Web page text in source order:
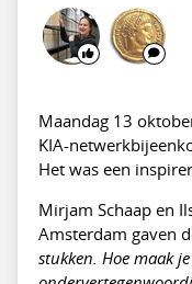
Maandag 13
KIA-
Het was een
Mirjam Schaap en
Amsterdam gaven
stukken. Hoe maak